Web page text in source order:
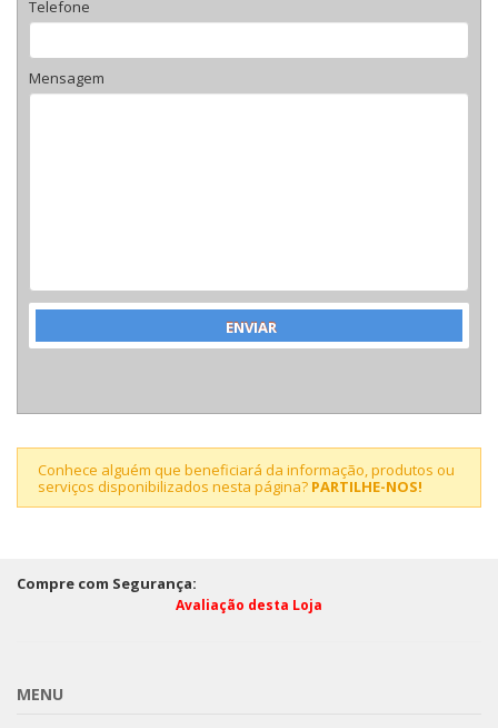
Telefone
Mensagem
Conhece alguém que beneficiará da informação, produtos ou
serviços disponibilizados nesta página? PARTILHE-NOS!
Compre com Segurança:
Avaliação desta Loja
MENU